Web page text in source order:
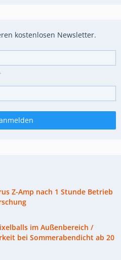
kostenlosen Newsletter.
Z-Amp nach 1 Stunde Betrieb
im Außenbereich /
bei Sommerabendicht ab 20